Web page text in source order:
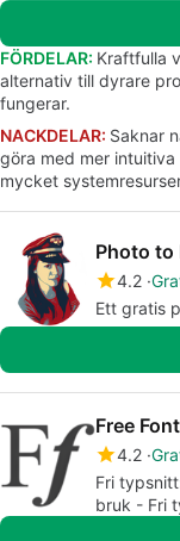
FÖRDELAR: Kraftfulla
alternativ till dyrare
fungerar.
NACKDELAR: Saknar
göra med mer
mycket
Photo to
4.2
Ett gratis
4.2
Fri
bruk - Fri